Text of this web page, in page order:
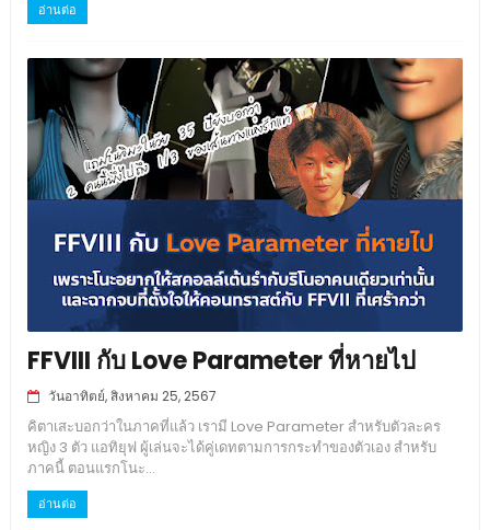
อ่านต่อ
FFVIII กับ Love Parameter ที่หายไป
วันอาทิตย์, สิงหาคม 25, 2567
คิตาเสะบอกว่าในภาคที่แล้ว เรามี Love Parameter สำหรับตัวละคร
หญิง 3 ตัว แอทิยุฟ ผู้เล่นจะได้คู่เดทตามการกระทำของตัวเอง สำหรับ
ภาคนี้ ตอนแรกโนะ...
อ่านต่อ